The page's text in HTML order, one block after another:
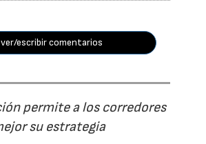
ver/escribir comentarios
permite a los corredores
su estrategia